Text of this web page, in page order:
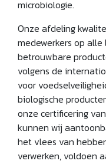
microbiologie.
Onze afdeling
medewerkers op
betrouwbare
volgens de
voor
biologische
onze certificering
kunnen wij
het vlees van
verwerken, voldoen